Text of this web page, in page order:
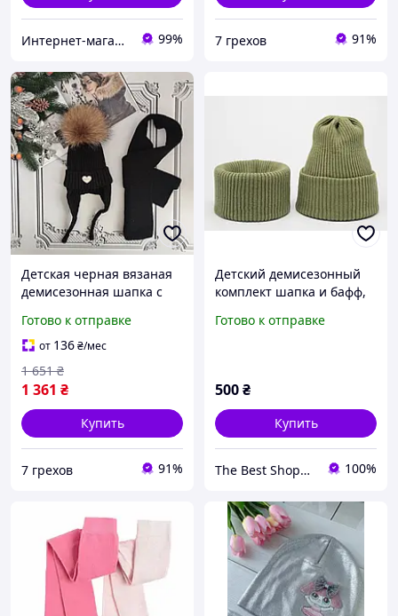
Интернет-магазин "Satin" 99% 7 грехов 91%
Детская черная вязаная
демисезонная шапка c
шарфом, натуральный
бубон
Готово к отправке
от 136₴/мес
1 361 ₴
1 651 ₴
Купить
7 грехов 91%
Детский демисезонный
комплект шапка и бафф,
шапка и снуд, хаки
Готово к отправке
500₴
Купить
The Best Shopping 100%